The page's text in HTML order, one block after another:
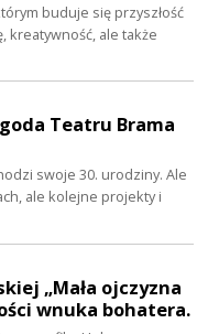
buduje się przyszłość
kreatywność, ale także
Teatru Brama
swoje 30. urodziny. Ale
ale kolejne projekty i
„Mała ojczyzna
wnuka bohatera.